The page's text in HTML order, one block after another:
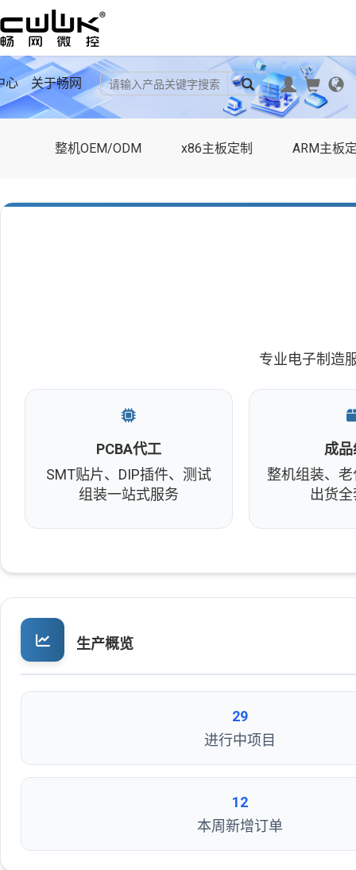
心 关于畅网
整机OEM/ODM x86主板定制 ARM主板
专业电子制造
PCBA代工
SMT贴片、DIP插件、测试
组装一站式服务
成
整机组装、
出货
生产概览
29
进行中项目
12
本周新增订单